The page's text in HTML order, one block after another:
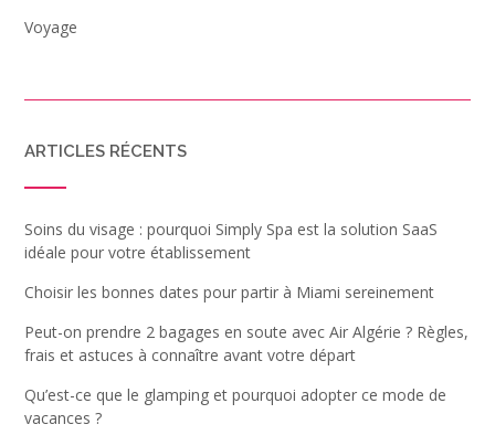
Voyage
ARTICLES RÉCENTS
Soins du visage : pourquoi Simply Spa est la solution SaaS
idéale pour votre établissement
Choisir les bonnes dates pour partir à Miami sereinement
Peut-on prendre 2 bagages en soute avec Air Algérie ? Règles,
frais et astuces à connaître avant votre départ
Qu’est-ce que le glamping et pourquoi adopter ce mode de
vacances ?